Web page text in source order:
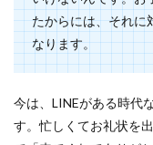
たからには、それに
なります。
今は、LINEがある時代
す。忙しくてお礼状を